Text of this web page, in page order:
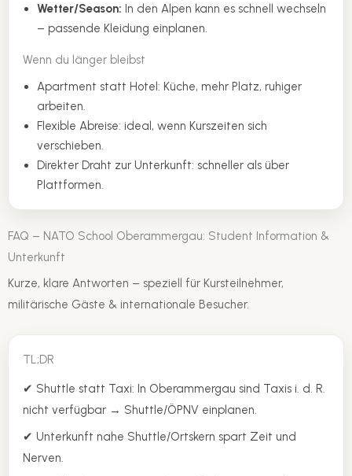
Wetter/Season: In den Alpen kann es schnell wechseln
– passende Kleidung einplanen.
Wenn du länger bleibst
Apartment statt Hotel: Küche, mehr Platz, ruhiger
arbeiten.
Flexible Abreise: ideal, wenn Kurszeiten sich
verschieben.
Direkter Draht zur Unterkunft: schneller als über
Plattformen.
FAQ – NATO School Oberammergau: Student Information &
Unterkunft
Kurze, klare Antworten – speziell für Kursteilnehmer,
militärische Gäste & internationale Besucher.
TL;DR
✔ Shuttle statt Taxi: In Oberammergau sind Taxis i. d. R.
nicht verfügbar → Shuttle/ÖPNV einplanen.
✔ Unterkunft nahe Shuttle/Ortskern spart Zeit und
Nerven.